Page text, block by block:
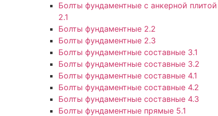
Болты фундаментные с анкерной плитой
2.1
Болты фундаментные 2.2
Болты фундаментные 2.3
Болты фундаментные составные 3.1
Болты фундаментные составные 3.2
Болты фундаментные составные 4.1
Болты фундаментные составные 4.2
Болты фундаментные составные 4.3
Болты фундаментные прямые 5.1